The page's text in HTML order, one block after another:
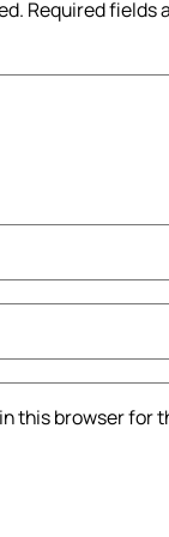
Required fields
this browser for